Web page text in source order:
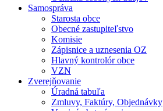
Samospráva
Starosta obce
Obecné zastupiteľstvo
Komisie
Zápisnice a uznesenia OZ
Hlavný kontrolór obce
VZN
Zverejňovanie
Úradná tabuľa
Zmluvy, Faktúry, Objednávky